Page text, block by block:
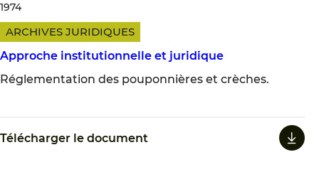
1974
ARCHIVES JURIDIQUES
Approche institutionnelle et juridique
Réglementation des pouponnières et crèches.
Télécharger le document